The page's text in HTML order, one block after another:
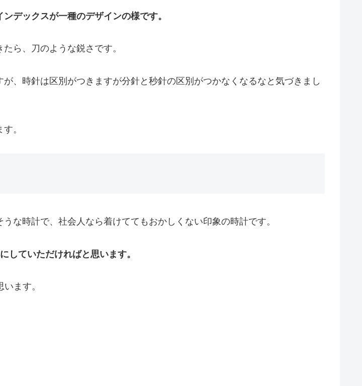
デックスが一種のデザインの様です。
ら、刀のような鋭さです。
、時針は区別がつきますが分針と秒針の区別がつかなくなるなと気づきまし
。
な時計で、社会人なら着けててもおかしくない印象の時計です。
していただければと思います。
ます。